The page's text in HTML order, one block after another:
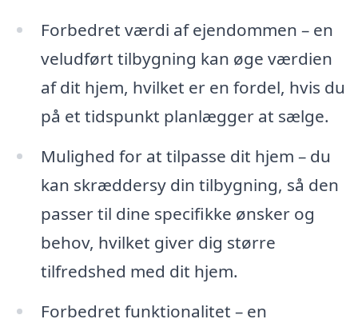
Forbedret værdi af ejendommen – en
veludført tilbygning kan øge værdien
af dit hjem, hvilket er en fordel, hvis du
på et tidspunkt planlægger at sælge.
Mulighed for at tilpasse dit hjem – du
kan skræddersy din tilbygning, så den
passer til dine specifikke ønsker og
behov, hvilket giver dig større
tilfredshed med dit hjem.
Forbedret funktionalitet – en